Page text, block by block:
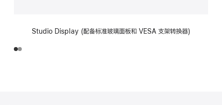
Studio Display (配备标准玻璃面板和 VESA 支架转换器)